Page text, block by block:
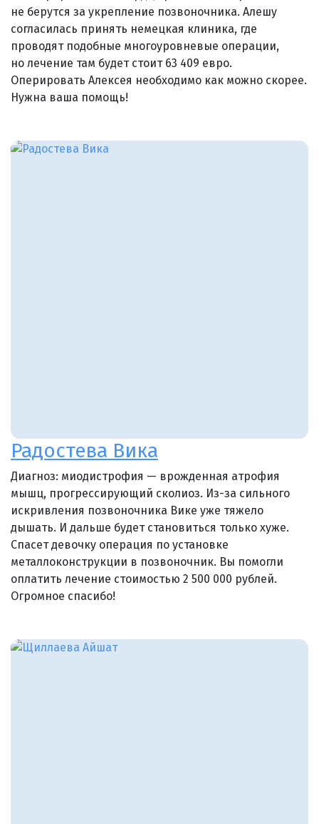
не берутся за укрепление позвоночника. Алешу
согласилась принять немецкая клиника, где
проводят подобные многоуровневые операции,
но лечение там будет стоит 63 409 евро.
Оперировать Алексея необходимо как можно скорее.
Нужна ваша помощь!
Радостева Вика
Диагноз: миодистрофия — врожденная атрофия
мышц, прогрессирующий сколиоз. Из-за сильного
искривления позвоночника Вике уже тяжело
дышать. И дальше будет становиться только хуже.
Спасет девочку операция по установке
металлоконструкции в позвоночник. Вы помогли
оплатить лечение стоимостью 2 500 000 рублей.
Огромное спасибо!